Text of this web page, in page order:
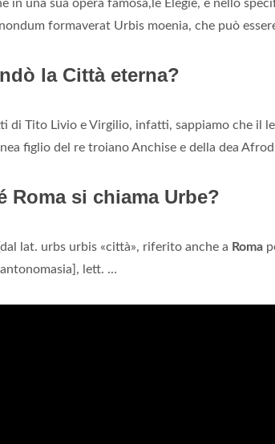
in una sua opera famosa,le Elegie, e nello
formaverat Urbis moenia, che può
la Città eterna?
di Tito Livio e Virgilio, infatti, sappiamo che il
figlio del re troiano Anchise e della dea
Roma si chiama Urbe?
lat. urbs urbis «città», riferito anche a Roma
lett. ...